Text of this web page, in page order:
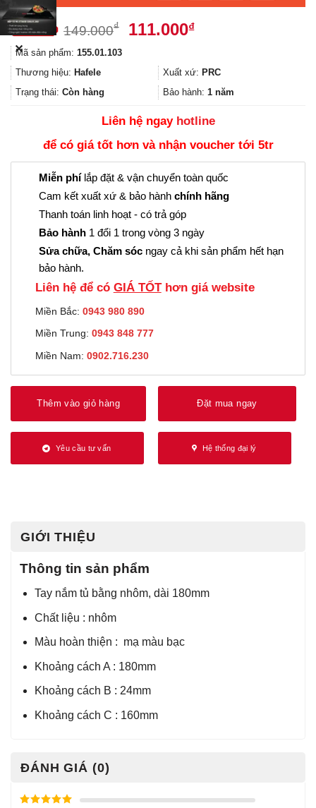
149.000₫
Giá
149.000₫.
111.000₫Giá
là:
111.000₫.
Mã sản phẩm: 155.01.103
Thương hiệu: Hafele Xuất xứ: PRC
Trạng thái: Còn hàng Bảo hành: 1 năm
Liên hệ ngay hotline
để có giá tốt hơn và nhận voucher tới 5tr
Miễn phílắp đặt & vận chuyển toàn quốc
Cam kết xuất xứ & bảo hành chính hãng
Thanh toán linh hoạt - có trả góp
Bảo hành 1 đổi 1 trong vòng 3 ngày
Sửa chữa, Chăm sóc ngay cả khi sản phẩm hết hạn
bảo hành.
Liên hệ để có GIÁ TỐThơn giá website
Miền Bắc: 0943 980 890
Miền Trung: 0943 848 777
Miền Nam: 0902.716.230
Thêm vào giỏ hàng Đặt mua ngay
Yêu cầu tư vấn Hệ thống đại lý
GIỚI THIỆU
Thông tin sản phẩm
Tay nắm tủ bằng nhôm, dài 180mm
Chất liệu : nhôm
Màu hoàn thiện : mạ màu bạc
Khoảng cách A : 180mm
Khoảng cách B : 24mm
Khoảng cách C : 160mm
ĐÁNH GIÁ (0)
✕